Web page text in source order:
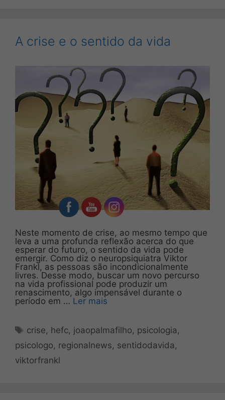
A crise e o sentido da vida
Neste momento de crise, ao mesmo tempo que
leva a uma profunda reflexão acerca do que
esperar do futuro, o sentido da vida pode
emergir. Como diz o neuropsiquiatra Viktor
Frankl, as pessoas são incondicionalmente
livres. Desse modo, buscar um novo percurso
na vida profissional pode produzir um
renascimento, algo impensável durante o
período em … Ler mais
Tags
crise, hefc, joaopalmafilho, psicologia ,
psicologo, regionalnews, sentidodavida ,
viktorfrankl